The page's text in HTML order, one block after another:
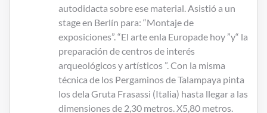
autodidacta sobre ese material. Asistió a un
stage en Berlín para: “Montaje de
exposiciones”. “El arte enla Europade hoy ”y“ la
preparación de centros de interés
arqueológicos y artísticos ”. Con la misma
técnica de los Pergaminos de Talampaya pinta
los dela Gruta Frasassi (Italia) hasta llegar a las
dimensiones de 2,30 metros. X5,80 metros.